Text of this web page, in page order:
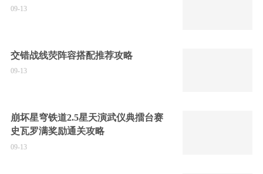
09-13
交错战线荧阵容搭配推荐攻略
09-13
崩坏星穹铁道2.5星天演武仪典擂台赛
史瓦罗满奖励通关攻略
09-13